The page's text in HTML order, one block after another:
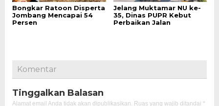
Bongkar Ratoon Disperta
Jombang Mencapai 54
Persen
Jelang Muktamar NU ke-
35, Dinas PUPR Kebut
Perbaikan Jalan
Komentar
Tinggalkan Balasan
Alamat email Anda tidak akan dipublikasikan. Ruas yang wajib ditandai *